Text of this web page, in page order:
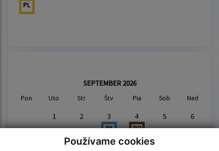
Používame cookies
PL
SEPTEMBER 2026
Pon Uto Str Štv Pia Sob Ned
1 2 3
PA
4
BO
5 6
9 10 11